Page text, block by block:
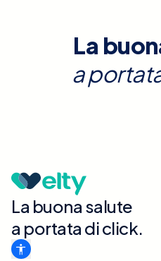
La
a
La buona salute
a portata di click.